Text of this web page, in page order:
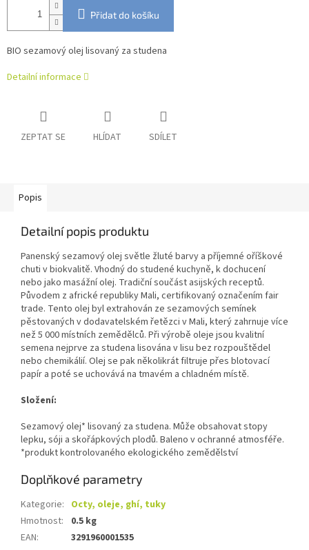
Přidat do košíku
BIO sezamový olej lisovaný za studena
Detailní informace
ZEPTAT SE HLÍDAT SDÍLET
Popis
Detailní popis produktu
Panenský sezamový olej světle žluté barvy a příjemné oříškové
chuti v biokvalitě. Vhodný do studené kuchyně, k dochucení
nebo jako masážní olej. Tradiční součást asijských receptů.
Původem z africké republiky Mali, certifikovaný označením fair
trade. Tento olej byl extrahován ze sezamových semínek
pěstovaných v dodavatelském řetězci v Mali, který zahrnuje více
než 5 000 místních zemědělců. Při výrobě oleje jsou kvalitní
semena nejprve za studena lisována v lisu bez rozpouštědel
nebo chemikálií. Olej se pak několikrát filtruje přes blotovací
papír a poté se uchovává na tmavém a chladném místě.
Složení:
Sezamový olej* lisovaný za studena. Může obsahovat stopy
lepku, sóji a skořápkových plodů. Baleno v ochranné atmosféře.
*produkt kontrolovaného ekologického zemědělství
Doplňkové parametry
Kategorie: Octy, oleje, ghí, tuky
Hmotnost:
0.5 kg
EAN: 3291960001535